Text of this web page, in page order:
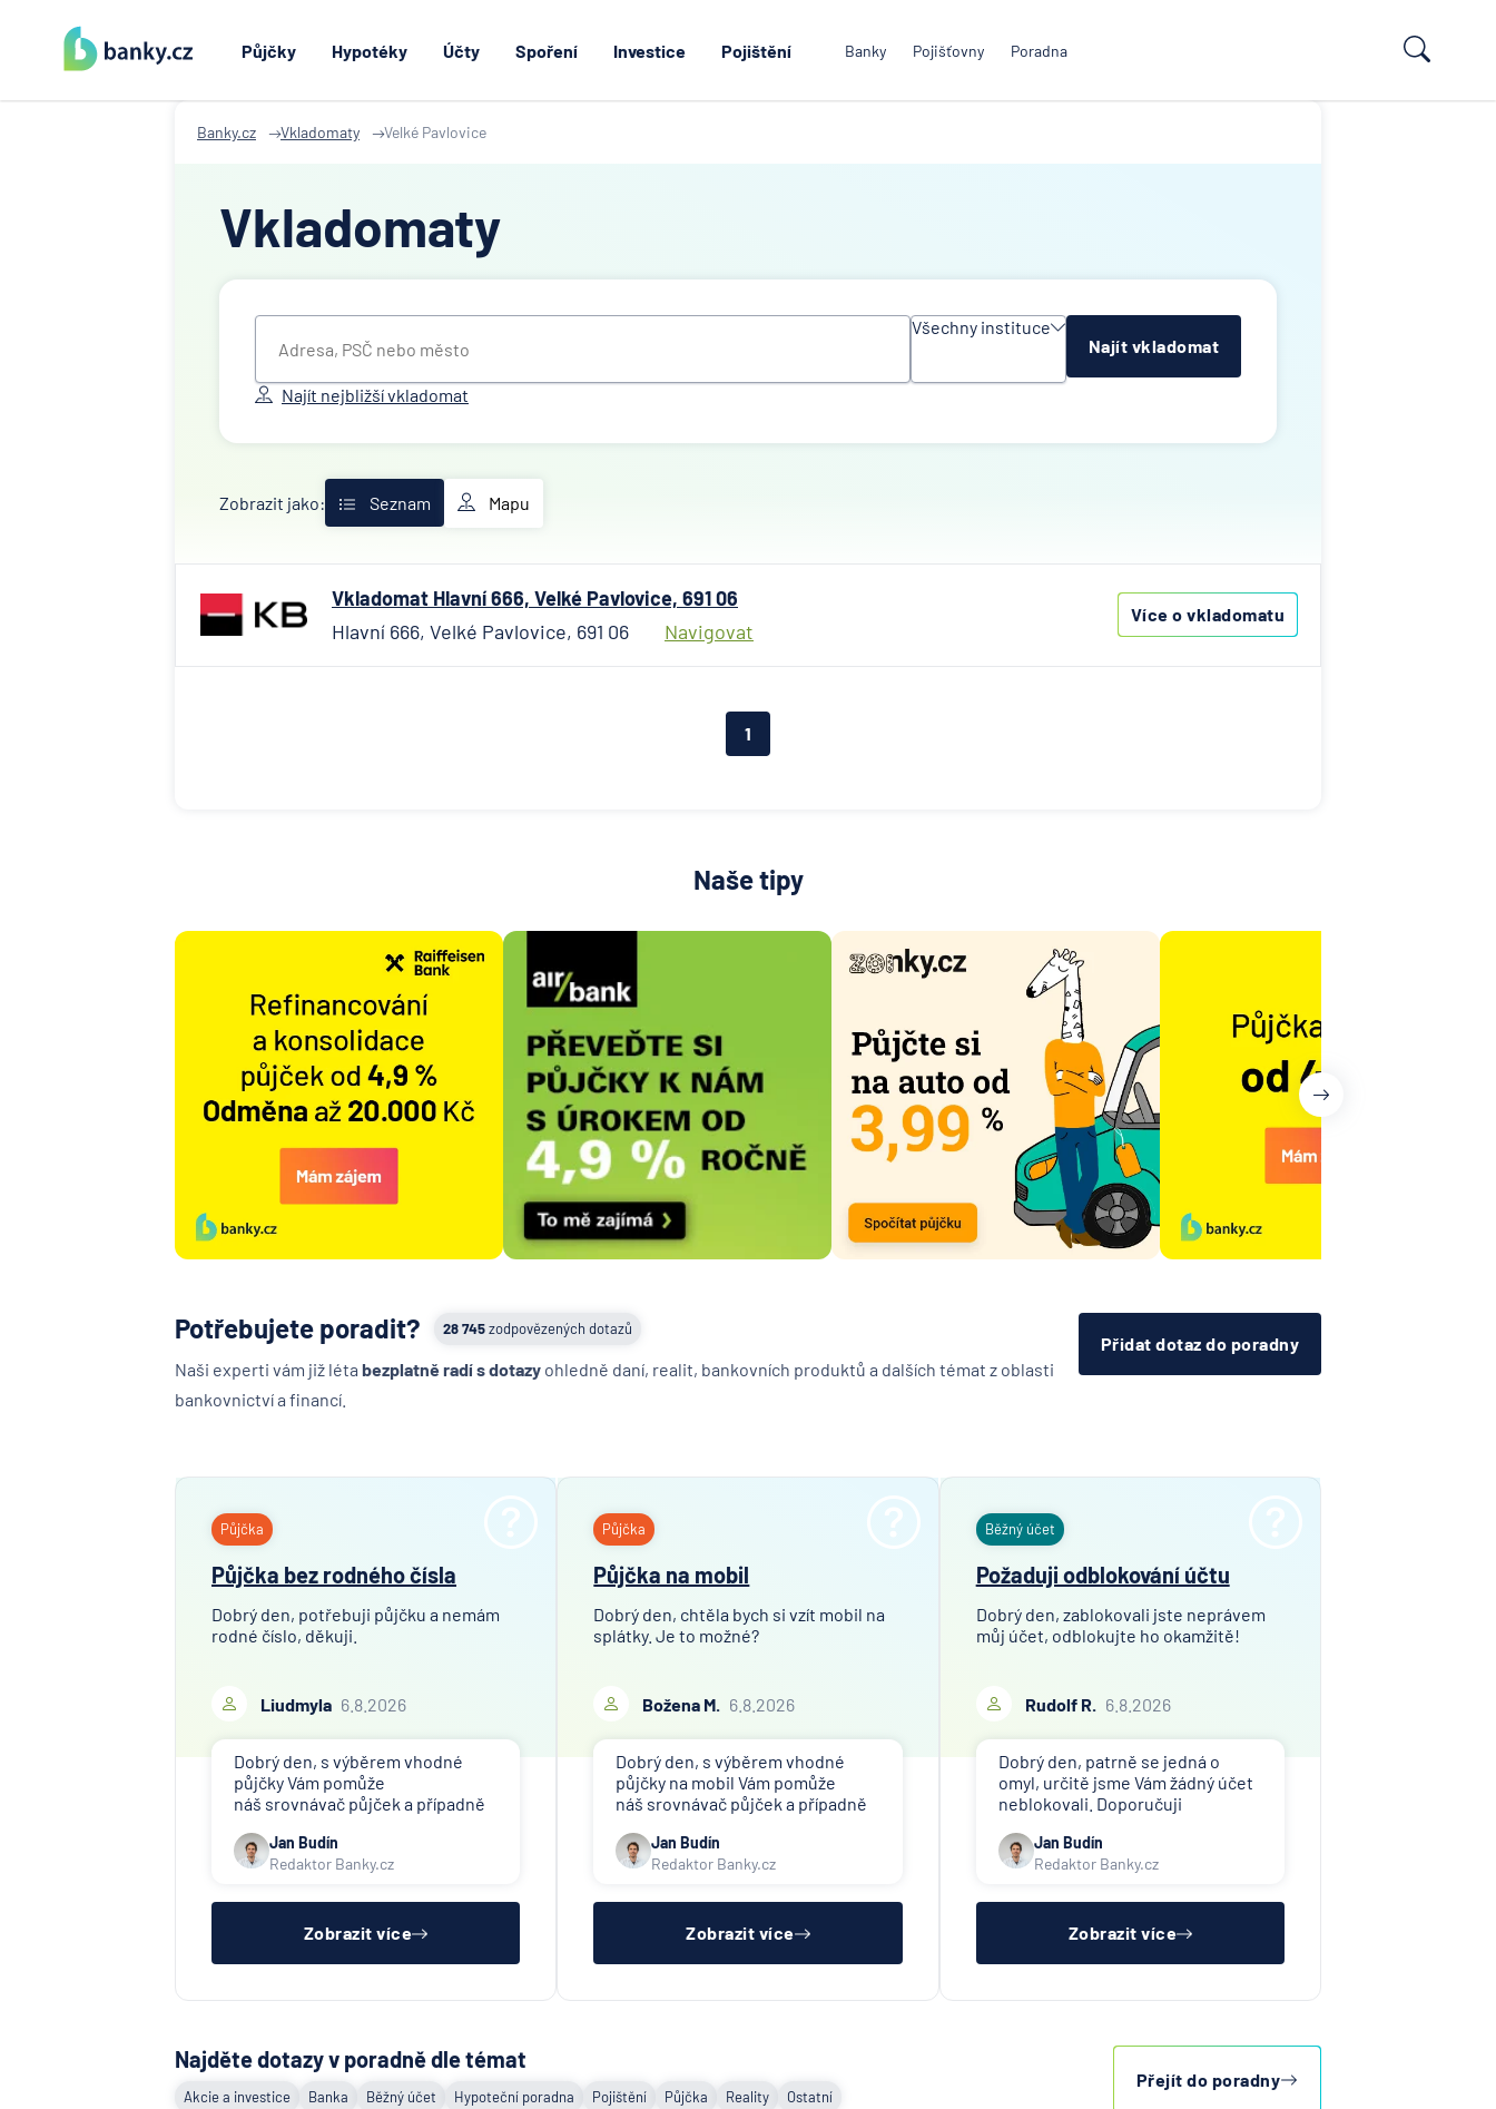
Půjčky Hypotéky Účty Spoření Investice Pojištění Banky Pojišťovny Poradna
Banky.cz Vkladomaty Velké Pavlovice
Vkladomaty
Všechny instituce
instituce
Československá
Bank
České
UniCredit
Bank
Najít vkladomat
Najít nejbližší vkladomat
Zobrazit jako: Seznam Mapu
Vkladomat Hlavní 666, Velké Pavlovice, 691 06
Hlavní 666, Velké Pavlovice, 691 06
Navigovat
Více o vkladomatu
1
Naše tipy
28 745zodpovězených dotazů
Potřebujete poradit?
Naši experti vám již léta bezplatně radí s dotazy ohledně daní, realit, bankovních produktů a dalších témat z oblasti
bankovnictví a financí.
Přidat dotaz do poradny
Půjčka
Půjčka bez rodného čísla
Dobrý den, potřebuji půjčku a nemám
rodné číslo, děkuji.
Liudmyla 6.8.2026
Dobrý den, s výběrem vhodné
půjčky Vám pomůže
náš srovnávač půjček a případně
půjček. Pro získání půjčky je třeba
mít dostatečný příjem, nebýt ve
čistý registr dlužník a ideálně mít
Jan Budín
Redaktor Banky.cz
Zobrazit více
Půjčka
Půjčka na mobil
Dobrý den, chtěla bych si vzít mobil na
splátky. Je to možné?
Božena M. 6.8.2026
Dobrý den, s výběrem vhodné
půjčky na mobil Vám pomůže
náš srovnávač půjček a případně
půjček. Pro získání půjčky (nebo
nákupu na splátky) je třeba mít
zkušební ani výpovědní lhůtě, mít
Jan Budín
Redaktor Banky.cz
Zobrazit více
Běžný účet
Požaduji odblokování účtu
Dobrý den, zablokovali jste neprávem
můj účet, odblokujte ho okamžitě!
Rudolf R. 6.8.2026
Dobrý den, patrně se jedná o
omyl, určitě jsme Vám žádný účet
neblokovali. Doporučuji
zablokoval (exekutor, banka atd.).
Jan Budín
Redaktor Banky.cz
Zobrazit více
Najděte dotazy v poradně dle témat
Akcie a investice Banka Běžný účet Hypoteční poradna Pojištění Půjčka Reality Ostatní
Přejít do poradny